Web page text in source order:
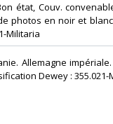
état, Couv.
photos en noir et
Militaria‎
Allemagne
Dewey : 355.021-